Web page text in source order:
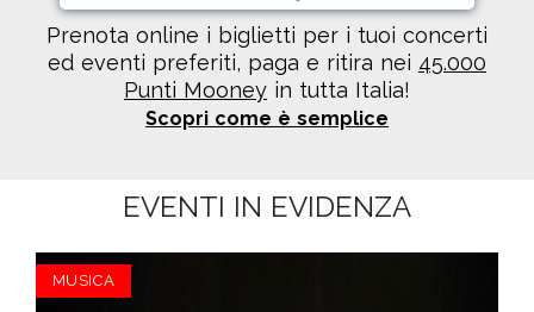
Prenota online i biglietti per i tuoi concerti
ed eventi preferiti, paga e ritira nei 45.000
Punti Mooney in tutta Italia!
Scopri come è semplice
EVENTI IN EVIDENZA
MUSICA